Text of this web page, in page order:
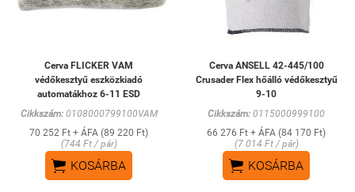
Cerva FLICKER VAM
védőkesztyű eszközkiadó
automatákhoz 6-11 ESD
Cikkszám:0108000799100VAM
70 252 Ft + ÁFA (89 220 Ft)
(744 Ft / pár)
 KOSÁRBA
Cerva ANSELL 42-445/100
Crusader Flex hőálló védőkesztyű
9-10
Cikkszám: 0115000999100
66 276 Ft + ÁFA (84 170 Ft)
(7 014 Ft / pár)
 KOSÁRBA